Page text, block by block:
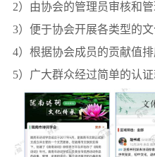
2）由协会的管理员审核和管
3）便于协会开展各类型的文
4）根据协会成员的贡献值排
5）广大群众经过简单的认